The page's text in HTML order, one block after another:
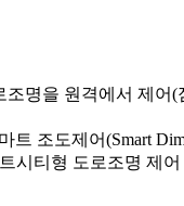
명을 원격에서 제어
조도제어(Smart
시티형 도로조명 제